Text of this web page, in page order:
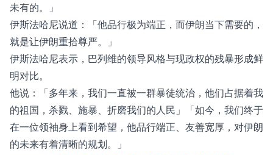
未有的。」
伊斯法哈尼说道：「他品行极为端正，而伊朗当下需要的，
就是让伊朗重拾尊严。」
伊斯法哈尼表示，巴列维的领导风格与现政权的残暴形成鲜
明对比。
他说：「多年来，我们一直被一群暴徒统治，他们占据着我
的祖国，杀戮、施暴、折磨我们的人民」「如今，我们终于
在一位领袖身上看到希望，他品行端正、友善宽厚，对伊朗
的未来有着清晰的规划。」